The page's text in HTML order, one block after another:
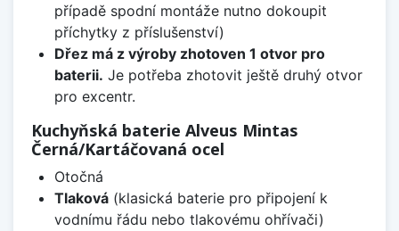
případě spodní montáže nutno dokoupit
příchytky z příslušenství)
Dřez má z výroby zhotoven 1 otvor pro
baterii. Je potřeba zhotovit ještě druhý otvor
pro excentr.
Kuchyňská baterie Alveus Mintas
Černá/Kartáčovaná ocel
Otočná
Tlaková(klasická baterie pro připojení k
vodnímu řádu nebo tlakovému ohřívači)